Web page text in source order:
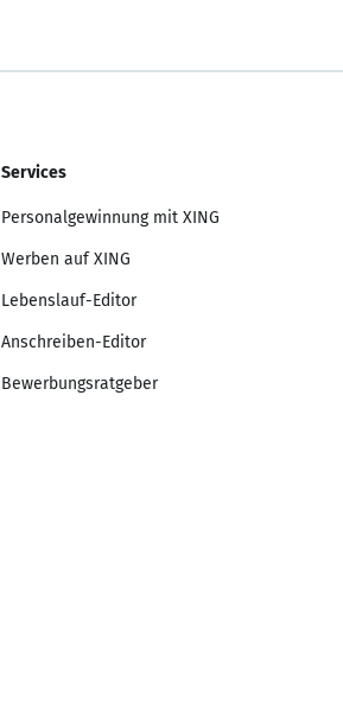
Services
Personalgewinnung mit XING
Werben auf XING
Lebenslauf-Editor
Anschreiben-Editor
Bewerbungsratgeber